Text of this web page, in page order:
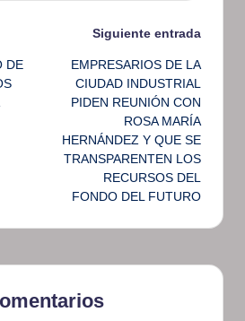
DE
Siguiente entrada
EMPRESARIOS DE LA
CIUDAD INDUSTRIAL
PIDEN REUNIÓN CON
ROSA MARÍA
HERNÁNDEZ Y QUE SE
TRANSPARENTEN LOS
RECURSOS DEL
FONDO DEL FUTURO